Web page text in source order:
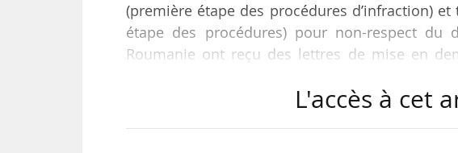
(première étape des procédures d’infraction)
étape des procédures) pour non-respect du
Roumanie ont reçu des lettres de mise en
L'accès à cet